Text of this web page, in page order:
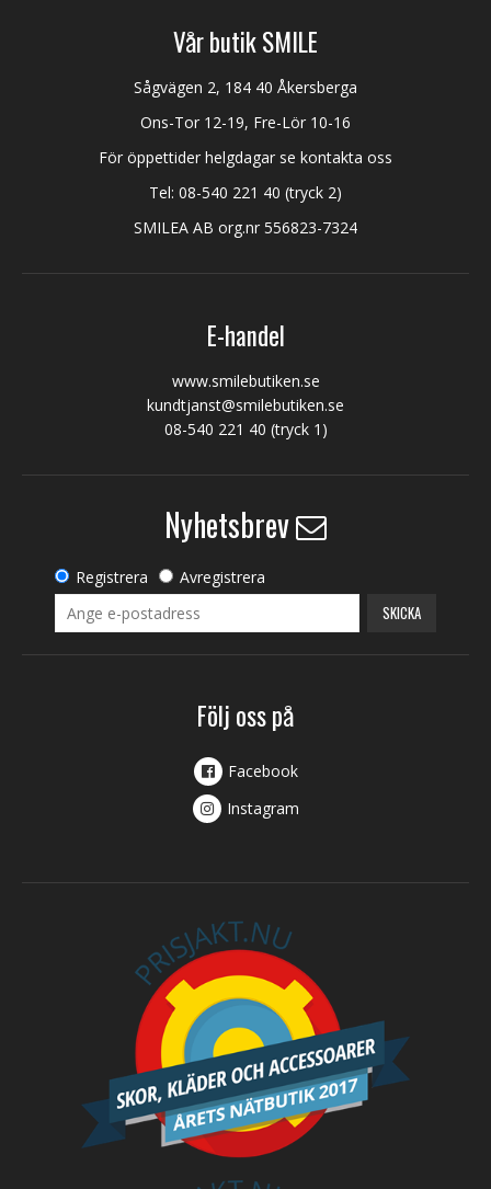
Vår butik SMILE
Sågvägen 2, 184 40 Åkersberga
Ons-Tor 12-19, Fre-Lör 10-16
För öppettider helgdagar se kontakta oss
Tel: 08-540 221 40 (tryck 2)
SMILEA AB org.nr 556823-7324
E-handel
www.smilebutiken.se
kundtjanst@smilebutiken.se
08-540 221 40 (tryck 1)
Nyhetsbrev
Registrera Avregistrera
SKICKA
Följ oss på
Facebook
Instagram